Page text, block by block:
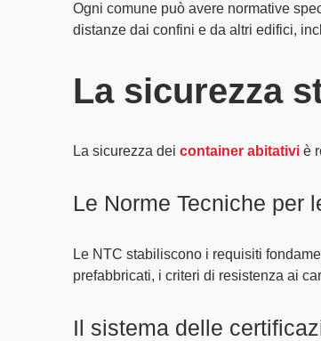
Ogni comune può avere normative
distanze dai confini e da altri edifici,
La sicurezza
La sicurezza dei container abitativi è
Le Norme Tecniche per
Le NTC stabiliscono i requisiti
prefabbricati, i criteri di resistenza ai
Il sistema delle